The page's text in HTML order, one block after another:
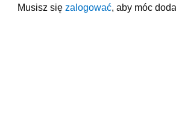
Musisz się zalogować , aby móc